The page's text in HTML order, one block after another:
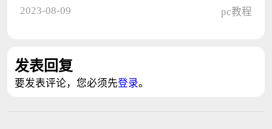
钥: 001k1 ????
2023-08-09 pc教程
发表回复
要发表评论，您必须先登录。